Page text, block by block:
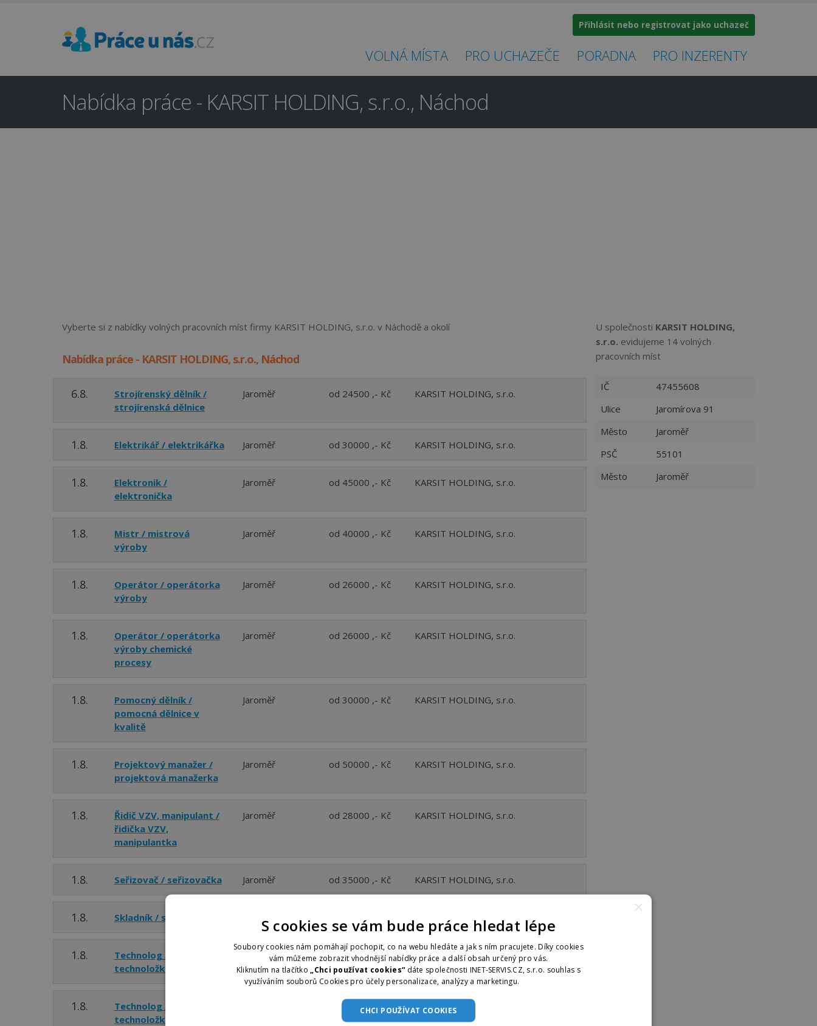
Přihlásit nebo registrovat jako uchazeč
VOLNÁ MÍSTA PRO UCHAZEČE PORADNA PRO INZERENTY
Nabídka práce - KARSIT HOLDING, s.r.o., Náchod
Vyberte si z nabídky volných pracovních míst firmy KARSIT HOLDING, s.r.o. v Náchodě a okolí
Nabídka práce - KARSIT HOLDING, s.r.o., Náchod
6.8.
Strojírenský dělník /
strojírenská dělnice
Jaroměř od 24500 ,- Kč KARSIT HOLDING, s.r.o.
1.8. Elektrikář / elektrikářka Jaroměř od 30000 ,- Kč KARSIT HOLDING, s.r.o.
1.8.
Elektronik /
elektronička
Jaroměř od 45000 ,- Kč KARSIT HOLDING, s.r.o.
1.8.
Mistr / mistrová
výroby
Jaroměř od 40000 ,- Kč KARSIT HOLDING, s.r.o.
1.8.
Operátor / operátorka
výroby
Jaroměř od 26000 ,- Kč KARSIT HOLDING, s.r.o.
1.8.
Operátor / operátorka
výroby chemické
procesy
Jaroměř od 26000 ,- Kč KARSIT HOLDING, s.r.o.
1.8.
Pomocný dělník /
pomocná dělnice v
kvalitě
Jaroměř od 30000 ,- Kč KARSIT HOLDING, s.r.o.
1.8.
Projektový manažer /
projektová manažerka
Jaroměř od 50000 ,- Kč KARSIT HOLDING, s.r.o.
1.8.
Řidič VZV, manipulant /
řidička VZV,
manipulantka
Jaroměř od 28000 ,- Kč KARSIT HOLDING, s.r.o.
1.8. Seřizovač / seřizovačka Jaroměř od 35000 ,- Kč KARSIT HOLDING, s.r.o.
1.8. Skladník / skladnice od 28000 ,- Kč KARSIT HOLDING, s.r.o.
1.8.
Technolog /
technoložka lisování
Jaroměř od 45000 ,- Kč KARSIT HOLDING, s.r.o.
1.8.
Technolog /
technoložka svařování
od 45000 ,- Kč KARSIT HOLDING, s.r.o.
U společnosti KARSIT HOLDING,
s.r.o. evidujeme 14 volných
pracovních míst
IČ
47455608
Ulice
Jaromírova 91
Město
Jaroměř
PSČ
55101
Město
Jaroměř
×
S cookies se vám bude práce hledat lépe
Soubory cookies nám pomáhají pochopit, co na webu hledáte a jak s ním pracujete. Díky cookies
vám můžeme zobrazit vhodnější nabídky práce a další obsah určený pro vás.
Kliknutím na tlačítko„Chci používat cookies“ dáte společnosti INET-SERVIS.CZ, s.r.o. souhlas s
využíváním souborů Cookies pro účely personalizace, analýzy a marketingu.
CHCI POUŽÍVAT COOKIES